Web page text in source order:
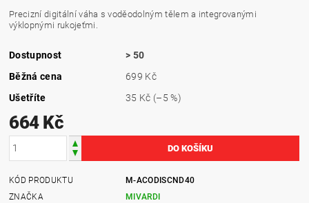
Precizní digitální váha s voděodolným tělem a integrovanými
výklopnými rukojeťmi.
Dostupnost
> 50
Běžná cena
699 Kč
Ušetříte
35 Kč (–5 %)
664 Kč
KÓD PRODUKTU
M-ACODISCND40
ZNAČKA
MIVARDI